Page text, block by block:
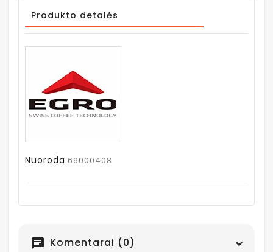
Produkto detalės
Nuoroda 69000408
chat Komentarai (0)